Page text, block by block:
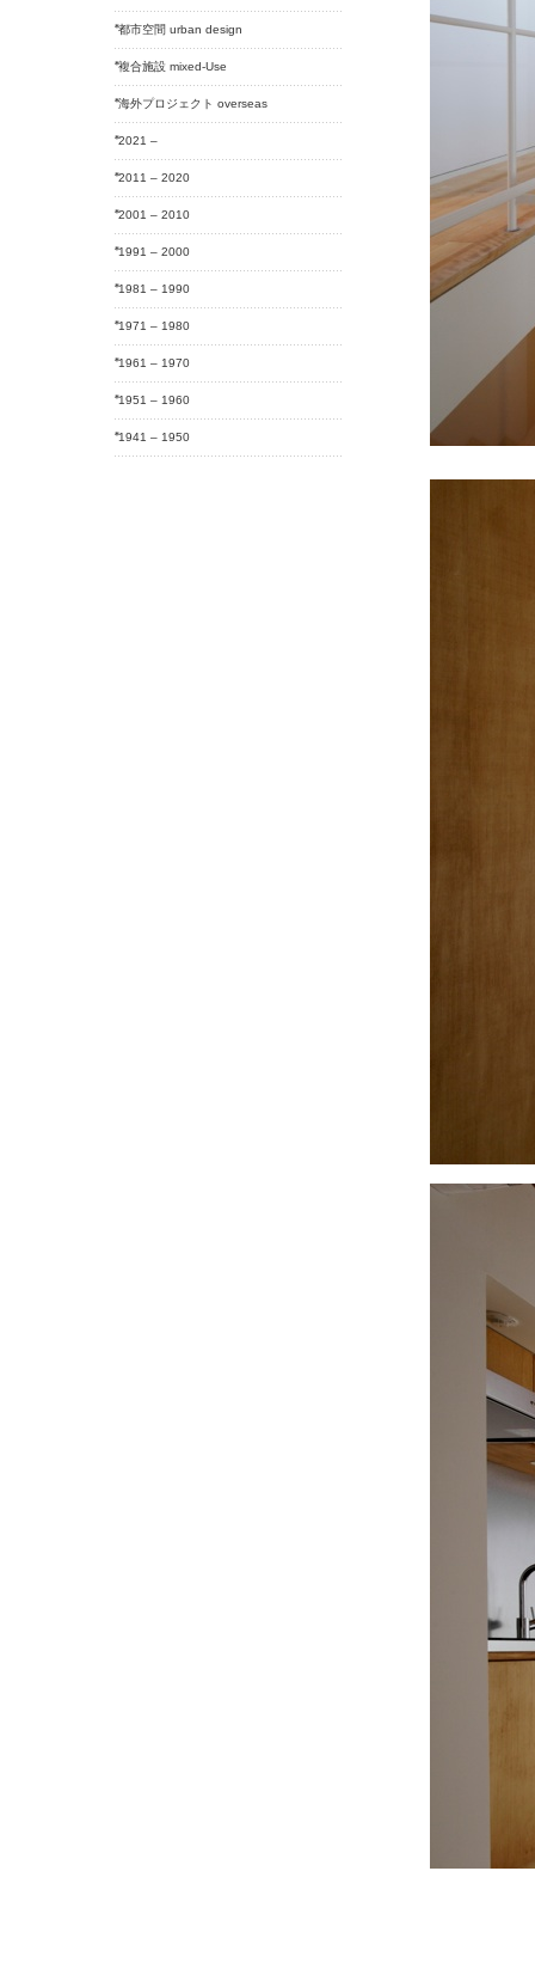
都市空間 urban design
複合施設 mixed-Use
海外プロジェクト overseas
2021 –
2011 – 2020
2001 – 2010
1991 – 2000
1981 – 1990
1971 – 1980
1961 – 1970
1951 – 1960
1941 – 1950